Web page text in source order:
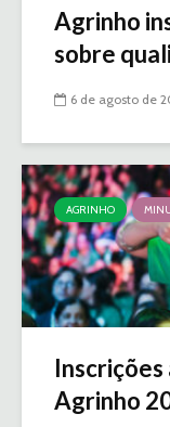
Agrinho
sobre
6 de agosto de
AGRINHO
Inscrições
Agrinho